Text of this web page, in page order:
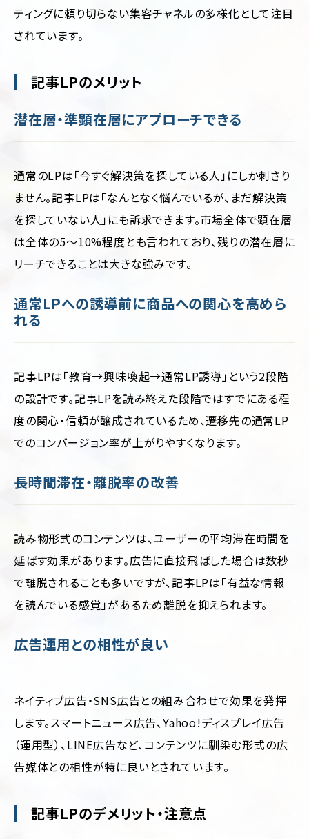
ティングに頼り切らない集客チャネルの多様化として注目
されています。
記事LPのメリット
潜在層・準顕在層にアプローチできる
通常のLPは「今すぐ解決策を探している人」にしか刺さり
ません。記事LPは「なんとなく悩んでいるが、まだ解決策
を探していない人」にも訴求できます。市場全体で顕在層
は全体の5〜10%程度とも言われており、残りの潜在層に
リーチできることは大きな強みです。
通常LPへの誘導前に商品への関心を高めら
れる
記事LPは「教育→興味喚起→通常LP誘導」という2段階
の設計です。記事LPを読み終えた段階ではすでにある程
度の関心・信頼が醸成されているため、遷移先の通常LP
でのコンバージョン率が上がりやすくなります。
長時間滞在・離脱率の改善
読み物形式のコンテンツは、ユーザーの平均滞在時間を
延ばす効果があります。広告に直接飛ばした場合は数秒
で離脱されることも多いですが、記事LPは「有益な情報
を読んでいる感覚」があるため離脱を抑えられます。
広告運用との相性が良い
ネイティブ広告・SNS広告との組み合わせで効果を発揮
します。スマートニュース広告、Yahoo!ディスプレイ広告
（運用型）、LINE広告など、コンテンツに馴染む形式の広
告媒体との相性が特に良いとされています。
記事LPのデメリット・注意点